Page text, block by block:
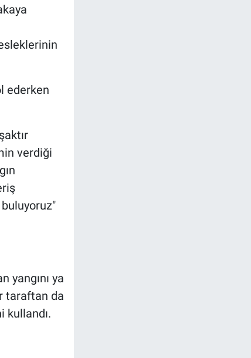
ederken
verdiği
yangını ya
taraftan da
kullandı.